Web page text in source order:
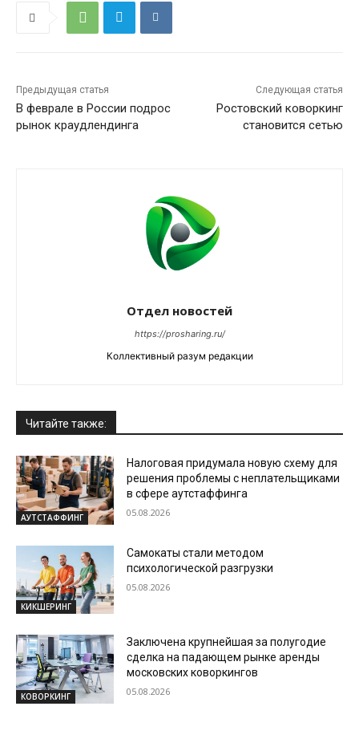
Предыдущая статья
В феврале в России подрос
рынок краудлендинга
Следующая статья
Ростовский коворкинг
становится сетью
Отдел новостей
https://prosharing.ru/
Коллективный разум редакции
Читайте также:
АУТСТАФФИНГ
Налоговая придумала новую схему для
решения проблемы с неплательщиками
в сфере аутстаффинга
05.08.2026
КИКШЕРИНГ
Самокаты стали методом
психологической разгрузки
05.08.2026
КОВОРКИНГ
Заключена крупнейшая за полугодие
сделка на падающем рынке аренды
московских коворкингов
05.08.2026